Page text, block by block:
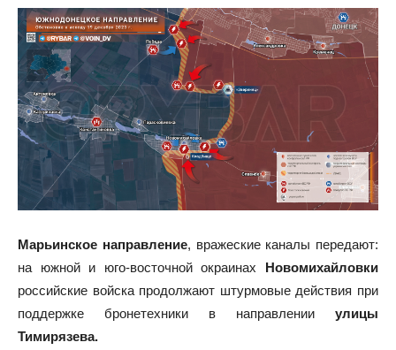
Марьинское направление, вражеские каналы передают:
на южной и юго-восточной окраинах Новомихайловки
российские войска продолжают штурмовые действия при
поддержке бронетехники в направлении улицы
Тимирязева.